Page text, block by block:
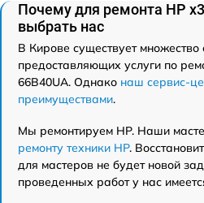
Почему для ремонта HP
выбрать нас
В Кирове существует множество
предоставляющих услуги по
66B40UA. Однако наш сервис-
преимуществами.
Мы ремонтируем HP. Наши
ремонту техники HP.
для мастеров не будет новой
проведенных работ у нас